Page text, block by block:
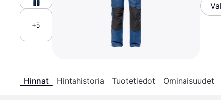
+5
Hinnat Hintahistoria Tuotetiedot Ominaisuudet